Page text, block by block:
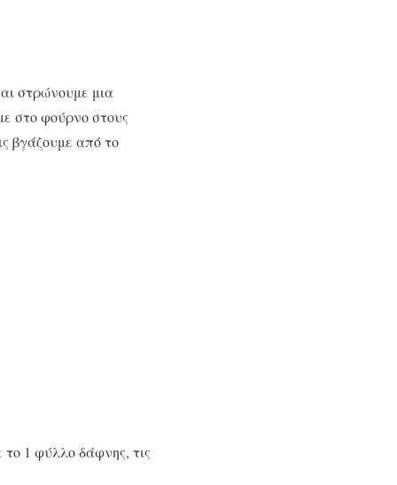
στρώνουμε μια
στο φούρνο στους
βγάζουμε από το
1 φύλλο δάφνης, τις